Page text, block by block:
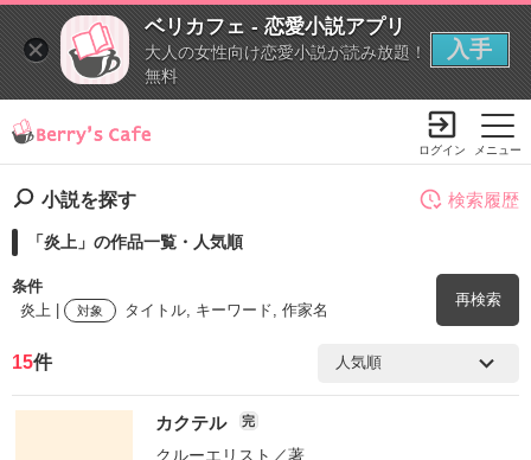
ベリカフェ - 恋愛小説アプリ
大人の女性向け恋愛小説が読み放題！
無料
入手
メニュー
ログイン
小説を探す
「炎上」の作品一覧・人気順
条件
炎上 |
対象 タイトル, キーワード, 作家名
再検索
検索ワード
検索履歴
15件
カクテル 完
クルーエリスト ／著